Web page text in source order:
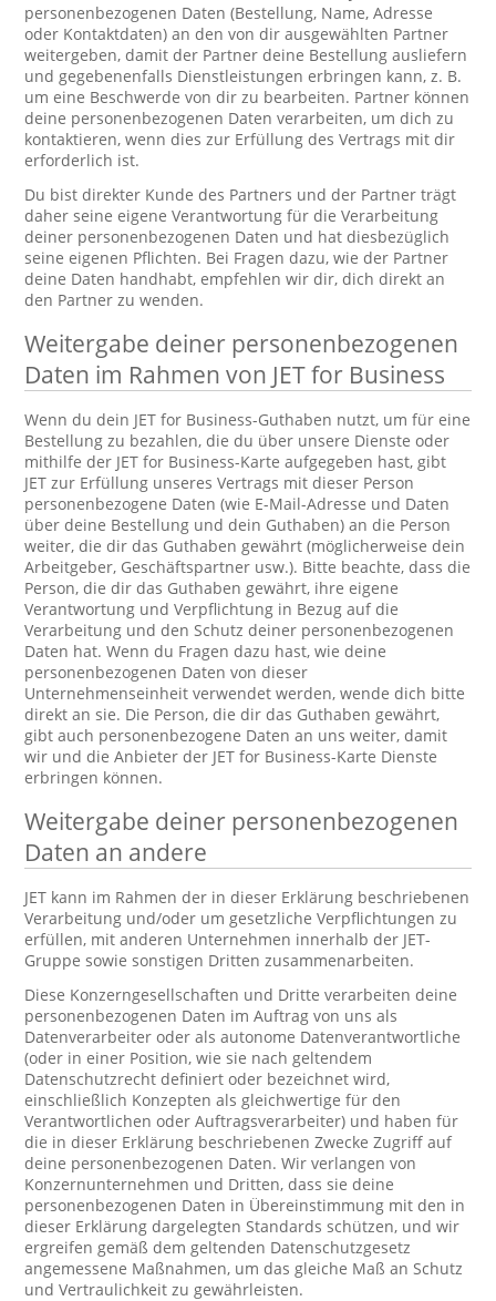
personenbezogenen Daten (Bestellung, Name, Adresse
oder Kontaktdaten) an den von dir ausgewählten Partner
weitergeben, damit der Partner deine Bestellung ausliefern
und gegebenenfalls Dienstleistungen erbringen kann, z. B.
um eine Beschwerde von dir zu bearbeiten. Partner können
deine personenbezogenen Daten verarbeiten, um dich zu
kontaktieren, wenn dies zur Erfüllung des Vertrags mit dir
erforderlich ist.
Du bist direkter Kunde des Partners und der Partner trägt
daher seine eigene Verantwortung für die Verarbeitung
deiner personenbezogenen Daten und hat diesbezüglich
seine eigenen Pflichten. Bei Fragen dazu, wie der Partner
deine Daten handhabt, empfehlen wir dir, dich direkt an
den Partner zu wenden.
Weitergabe deiner personenbezogenen
Daten im Rahmen von JET for Business
Wenn du dein JET for Business-Guthaben nutzt, um für eine
Bestellung zu bezahlen, die du über unsere Dienste oder
mithilfe der JET for Business-Karte aufgegeben hast, gibt
JET zur Erfüllung unseres Vertrags mit dieser Person
personenbezogene Daten (wie E-Mail-Adresse und Daten
über deine Bestellung und dein Guthaben) an die Person
weiter, die dir das Guthaben gewährt (möglicherweise dein
Arbeitgeber, Geschäftspartner usw.). Bitte beachte, dass die
Person, die dir das Guthaben gewährt, ihre eigene
Verantwortung und Verpflichtung in Bezug auf die
Verarbeitung und den Schutz deiner personenbezogenen
Daten hat. Wenn du Fragen dazu hast, wie deine
personenbezogenen Daten von dieser
Unternehmenseinheit verwendet werden, wende dich bitte
direkt an sie. Die Person, die dir das Guthaben gewährt,
gibt auch personenbezogene Daten an uns weiter, damit
wir und die Anbieter der JET for Business-Karte Dienste
erbringen können.
Weitergabe deiner personenbezogenen
Daten an andere
JET kann im Rahmen der in dieser Erklärung beschriebenen
Verarbeitung und/oder um gesetzliche Verpflichtungen zu
erfüllen, mit anderen Unternehmen innerhalb der JET-
Gruppe sowie sonstigen Dritten zusammenarbeiten.
Diese Konzerngesellschaften und Dritte verarbeiten deine
personenbezogenen Daten im Auftrag von uns als
Datenverarbeiter oder als autonome Datenverantwortliche
(oder in einer Position, wie sie nach geltendem
Datenschutzrecht definiert oder bezeichnet wird,
einschließlich Konzepten als gleichwertige für den
Verantwortlichen oder Auftragsverarbeiter) und haben für
die in dieser Erklärung beschriebenen Zwecke Zugriff auf
deine personenbezogenen Daten. Wir verlangen von
Konzernunternehmen und Dritten, dass sie deine
personenbezogenen Daten in Übereinstimmung mit den in
dieser Erklärung dargelegten Standards schützen, und wir
ergreifen gemäß dem geltenden Datenschutzgesetz
angemessene Maßnahmen, um das gleiche Maß an Schutz
und Vertraulichkeit zu gewährleisten.